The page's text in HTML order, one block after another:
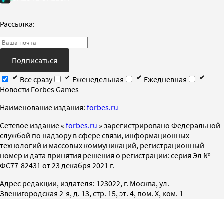
Рассылка:
Подписаться
Все сразу
Еженедельная
Ежедневная
Новости Forbes Games
Наименование издания: forbes.ru
Cетевое издание « forbes.ru » зарегистрировано Федеральной
службой по надзору в сфере связи, информационных
технологий и массовых коммуникаций, регистрационный
номер и дата принятия решения о регистрации: серия Эл №
ФС77-82431 от 23 декабря 2021 г.
Адрес редакции, издателя: 123022, г. Москва, ул.
Звенигородская 2-я, д. 13, стр. 15, эт. 4, пом. X, ком. 1